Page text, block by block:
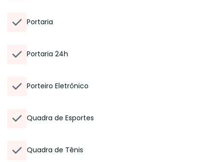
Portaria
Portaria 24h
Porteiro Eletrônico
Quadra de Esportes
Quadra de Tênis